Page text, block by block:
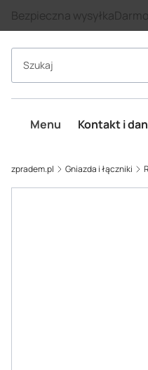
Bezpieczna wysyłka
Menu Kontakt i
zpradem.pl Gniazda i łączniki